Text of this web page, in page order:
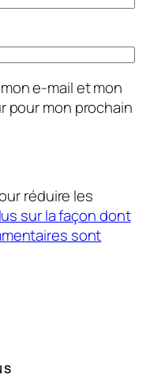
e-mail et mon
pour mon prochain
réduire les
sur la façon dont
sont